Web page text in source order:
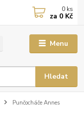
Menu
Hledat
0 ks
za 0 Kč
Punčocháče Annes